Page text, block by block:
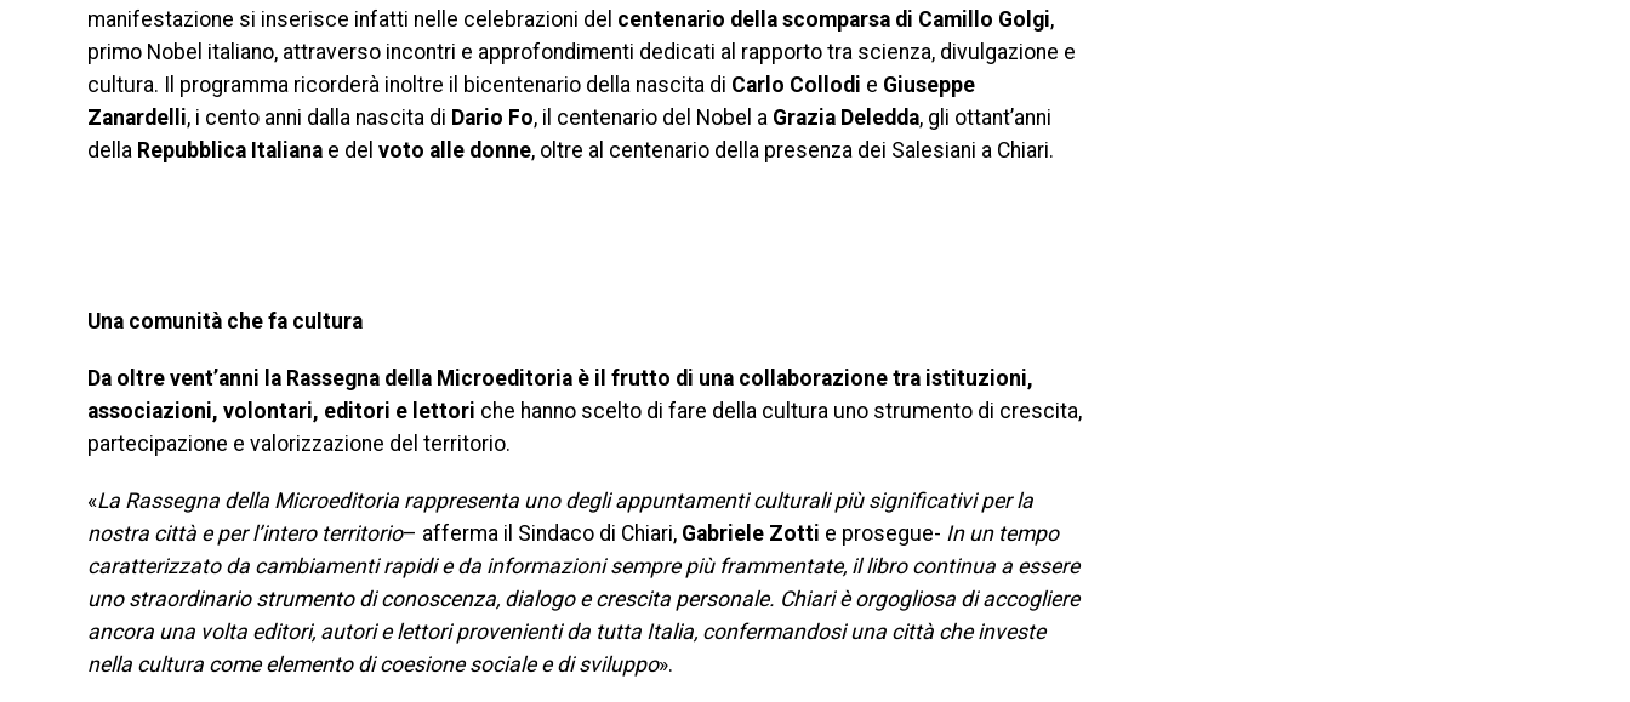
manifestazione si inserisce infatti nelle celebrazioni del centenario della scomparsa di Camillo Golgi,
primo Nobel italiano, attraverso incontri e approfondimenti dedicati al rapporto tra scienza, divulgazione e
cultura. Il programma ricorderà inoltre il bicentenario della nascita di Carlo Collodi e Giuseppe
Zanardelli, i cento anni dalla nascita di Dario Fo, il centenario del Nobel a Grazia Deledda, gli ottant’anni
della Repubblica Italiana e del voto alle donne, oltre al centenario della presenza dei Salesiani a Chiari.
Una comunità che fa cultura
Da oltre vent’anni la Rassegna della Microeditoria è il frutto di una collaborazione tra istituzioni,
associazioni, volontari, editori e lettori che hanno scelto di fare della cultura uno strumento di crescita,
partecipazione e valorizzazione del territorio.
«La Rassegna della Microeditoria rappresenta uno degli appuntamenti culturali più significativi per la
nostra città e per l’intero territorio– afferma il Sindaco di Chiari, Gabriele Zotti e prosegue- In un tempo
caratterizzato da cambiamenti rapidi e da informazioni sempre più frammentate, il libro continua a essere
uno straordinario strumento di conoscenza, dialogo e crescita personale. Chiari è orgogliosa di accogliere
ancora una volta editori, autori e lettori provenienti da tutta Italia, confermandosi una città che investe
nella cultura come elemento di coesione sociale e di sviluppo».